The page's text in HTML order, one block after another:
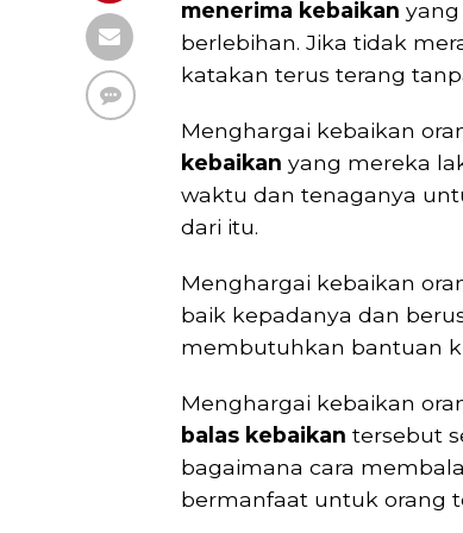
menerima kebaikan
berlebihan. Jika tidak
katakan terus terang
Menghargai kebaikan
kebaikan yang mereka
waktu dan tenaganya
dari itu.
Menghargai kebaikan
baik kepadanya dan
membutuhkan bantuan
Menghargai kebaikan
balas kebaikan tersebut
bagaimana cara
bermanfaat untuk orang